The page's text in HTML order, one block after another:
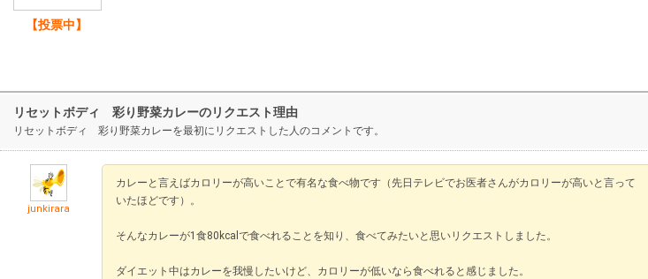
【投票中】
リセットボディ 彩り野菜カレーのリクエスト理由
リセットボディ 彩り野菜カレーを最初にリクエストした人のコメントです。
junkirara
カレーと言えばカロリーが高いことで有名な食べ物です（先日テレビでお医者さんがカロリーが高いと言って
いたほどです）。
そんなカレーが1食80kcalで食べれることを知り、食べてみたいと思いリクエストしました。
ダイエット中はカレーを我慢したいけど、カロリーが低いなら食べれると感じました。